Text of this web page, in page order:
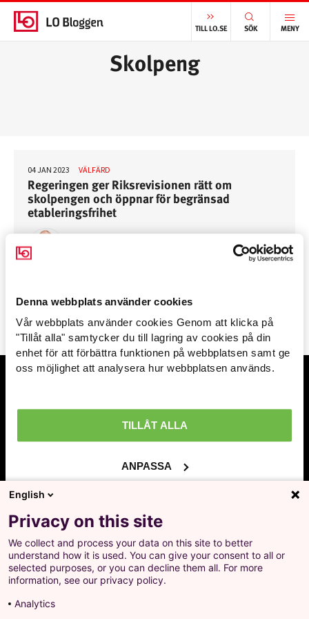
Denna webbplats använder cookies
Vår webbplats använder cookies Genom att klicka på
"Tillåt alla" samtycker du till lagring av cookies på din
enhet för att förbättra funktionen på webbplatsen samt ge
oss möjlighet att analysera hur webbplatsen används.
TILLÅT ALLA
ANPASSA
TILL LO.SE SÖK MENY
Arbetsmarknad »
Avtal löner & arbetsrätt »
Internationellt »
Välfärd »
START/
Skolpeng
04 JAN 2023 VÄLFÄRD
Regeringen ger Riksrevisionen rätt om
skolpengen och öppnar för begränsad
etableringsfrihet
TILL TOPPEN AV SIDAN
Ange din mailadress och få en notifikation när
Ja, jag godkänner att LO behandlar mina
personuppgifter i enlighet med Integritets- och
personuppgiftspolicyn för LO.se.
+
Prenumerera på inlägg
Ange din mailadress och få en notifikation när nya
English
Privacy on this site
We collect and process your data on this site to better
understand how it is used. You can give your consent to all or
selected purposes, or you can decline them all. For more
information, see our privacy policy.
Analytics